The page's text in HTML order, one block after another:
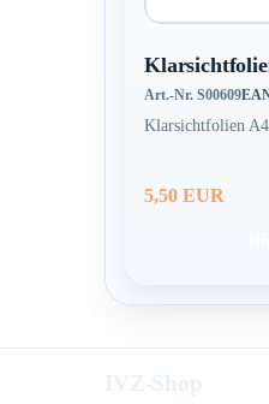
Art.-Nr. S00609
Klarsichtfolien
5,50 EUR